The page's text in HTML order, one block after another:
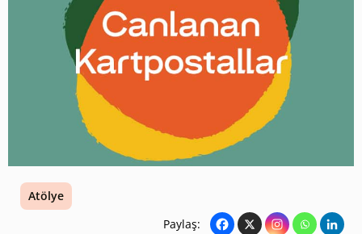
RESIM HEYKEL MÜZESI
TÜRKIYE İŞ BANKASI
MÜZESI
İKTISADI BAĞIMSIZLIK
MÜZESI
ATATÜRK KÜTÜPHANESI
SANAT GALERILERI
KÜLTÜREL MIRASA
DESTEK
Atölye
Paylaş: